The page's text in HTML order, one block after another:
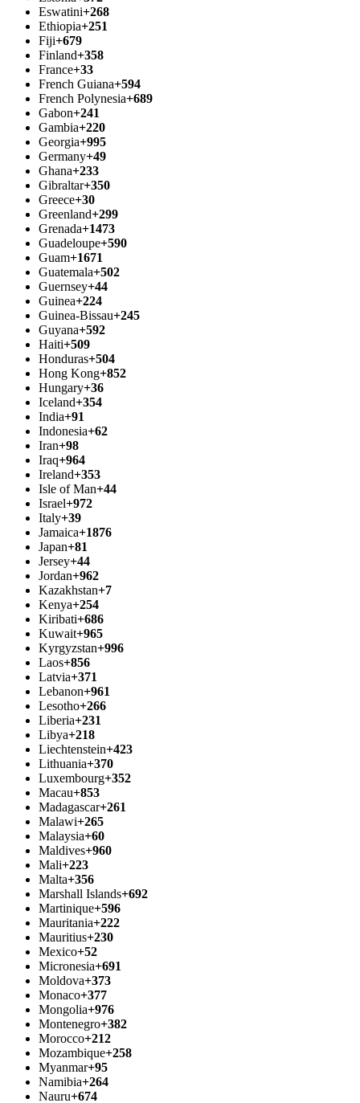
Eswatini+268
Ethiopia+251
Fiji+679
Finland+358
France+33
French Guiana+594
French Polynesia+689
Gabon+241
Gambia+220
Georgia+995
Germany+49
Ghana+233
Gibraltar+350
Greece+30
Greenland+299
Grenada+1473
Guadeloupe+590
Guam+1671
Guatemala+502
Guernsey+44
Guinea+224
Guinea-Bissau+245
Guyana+592
Haiti+509
Honduras+504
Hong Kong+852
Hungary+36
Iceland+354
India+91
Indonesia+62
Iran+98
Iraq+964
Ireland+353
Isle of Man+44
Israel+972
Italy+39
Jamaica+1876
Japan+81
Jersey+44
Jordan+962
Kazakhstan+7
Kenya+254
Kiribati+686
Kuwait+965
Kyrgyzstan+996
Laos+856
Latvia+371
Lebanon+961
Lesotho+266
Liberia+231
Libya+218
Liechtenstein+423
Lithuania+370
Luxembourg+352
Macau+853
Madagascar+261
Malawi+265
Malaysia+60
Maldives+960
Mali+223
Malta+356
Marshall Islands+692
Martinique+596
Mauritania+222
Mauritius+230
Mexico+52
Micronesia+691
Moldova+373
Monaco+377
Mongolia+976
Montenegro+382
Morocco+212
Mozambique+258
Myanmar+95
Namibia+264
Nauru+674